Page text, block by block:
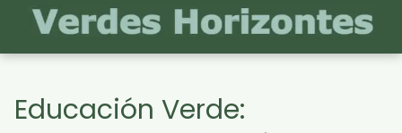
Educación Verde: